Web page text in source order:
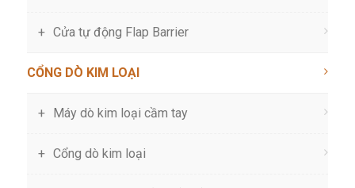
Cửa tự động Flap Barrier
CỔNG DÒ KIM LOẠI
Máy dò kim loại cầm tay
Cổng dò kim loại